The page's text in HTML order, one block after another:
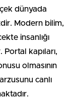
dünyada
Modern bilim,
insanlığı
kapıları,
olmasının
canlı